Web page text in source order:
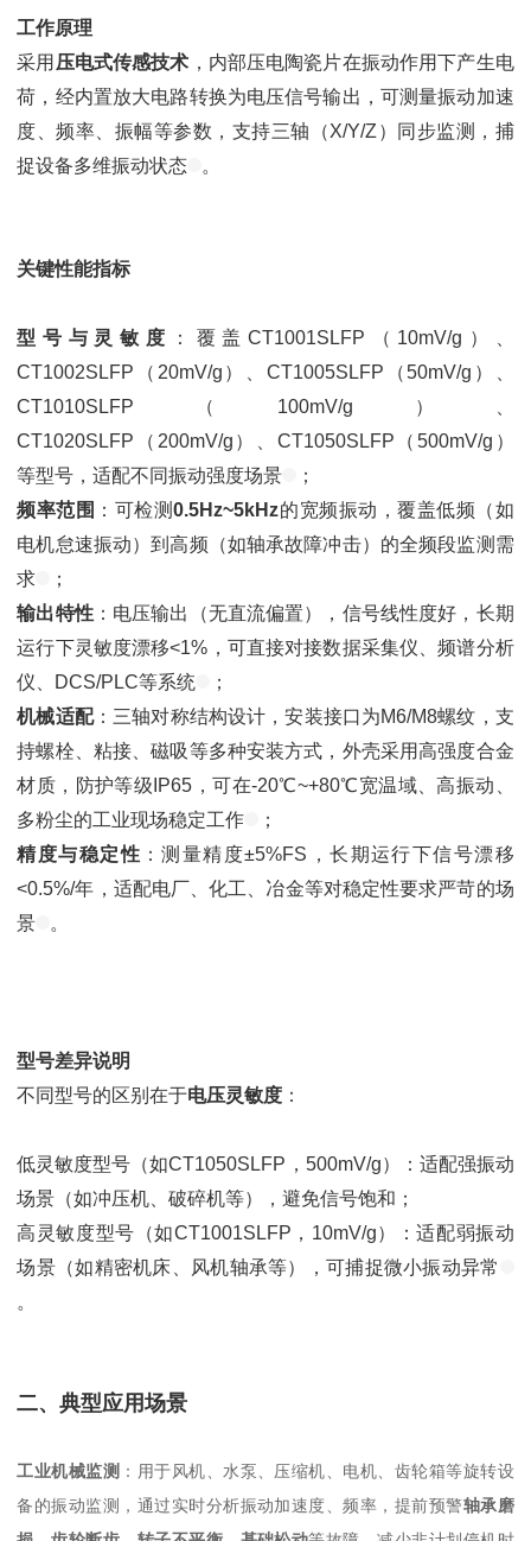
工作原理
采用 压电式传感技术 ，内部压电陶瓷片在振动作用下产生电
荷，经内置放大电路转换为电压信号输出，可测量振动加速
度、频率、振幅等参数，支持三轴（X/Y/Z）同步监测，捕
捉设备多维振动状态
。
关键性能指标
型号与灵敏度
：覆盖CT1001SLFP（10mV/g）、
CT1002SLFP（20mV/g）、CT1005SLFP（50mV/g）、
CT1010SLFP（100mV/g）、
CT1020SLFP（200mV/g）、CT1050SLFP（500mV/g）
等型号，适配不同振动强度场景
；
频率范围 ：可检测0.5Hz~5kHz的宽频振动，覆盖低频（如
电机怠速振动）到高频（如轴承故障冲击）的全频段监测需
求
；
输出特性：电压输出（无直流偏置），信号线性度好，长期
运行下灵敏度漂移<1%，可直接对接数据采集仪、频谱分析
仪、DCS/PLC等系统
；
机械适配：三轴对称结构设计，安装接口为M6/M8螺纹，支
持螺栓、粘接、磁吸等多种安装方式，外壳采用高强度合金
材质，防护等级IP65，可在-20℃~+80℃宽温域、高振动、
多粉尘的工业现场稳定工作
；
精度与稳定性 ：测量精度±5%FS，长期运行下信号漂移
<0.5%/年，适配电厂、化工、冶金等对稳定性要求严苛的场
景
。
型号差异说明
不同型号的区别在于电压灵敏度 ：
低灵敏度型号（如CT1050SLFP，500mV/g）：适配强振动
场景（如冲压机、破碎机等），避免信号饱和；
高灵敏度型号（如CT1001SLFP，10mV/g）：适配弱振动
场景（如精密机床、风机轴承等），可捕捉微小振动异常
。
二、典型应用场景
工业机械监测 ：用于风机、水泵、压缩机、电机、齿轮箱等旋转设
备的振动监测，通过实时分析振动加速度、频率，提前预警轴承磨